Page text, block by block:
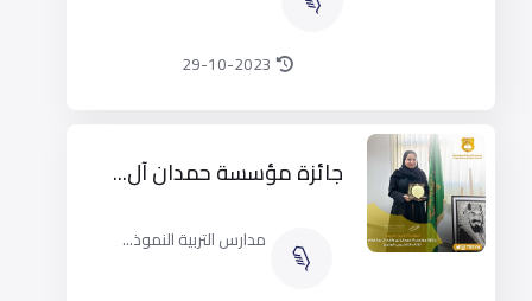
29-10-2023
جائزة مؤسسة حمدان آل...
مدارس التربية النموذ...